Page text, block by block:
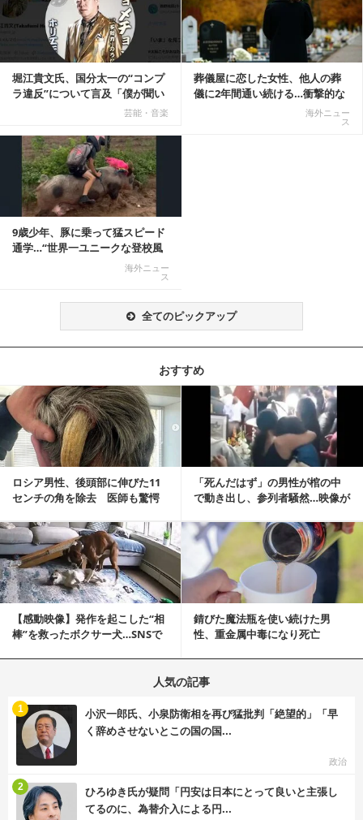
堀江貴文氏、国分太一の“コンプ
ラ違反”について言及「僕が聞い
芸能・音楽
葬儀屋に恋した女性、他人の葬
儀に2年間通い続ける…衝撃的な
海外ニュー
ス
9歳少年、豚に乗って猛スピード
通学…“世界一ユニークな登校風
海外ニュー
ス
全てのピックアップ
おすすめ
ロシア男性、後頭部に伸びた11
センチの角を除去 医師も驚愕
「死んだはず」の男性が棺の中
で動き出し、参列者騒然…映像が
記事を読む
【感動映像】発作を起こした“相
棒”を救ったボクサー犬…SNSで
錆びた魔法瓶を使い続けた男
性、重金属中毒になり死亡
記事を読む
人気の記事
小沢一郎氏、小泉防衛相を再び猛批判「絶望的」「早
く辞めさせないとこの国の国...
政治
1
ひろゆき氏が疑問「円安は日本にとって良いと主張し
てるのに、為替介入による円...
2